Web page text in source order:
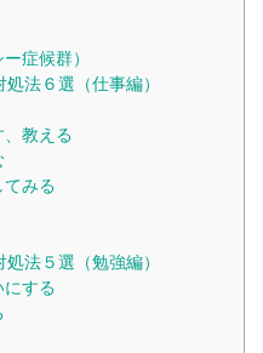
症候群）
法６選（仕事編）
、教える
みる
法５選（勉強編）
する